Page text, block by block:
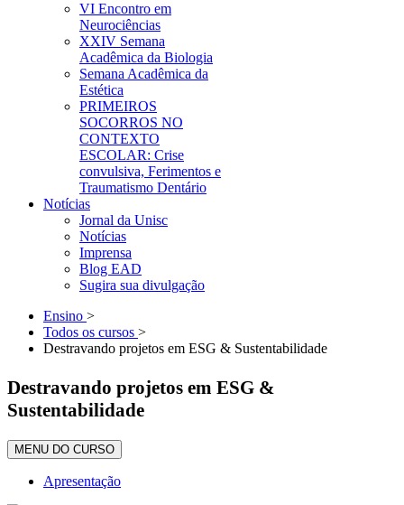
VI Encontro em
Neurociências
XXIV Semana
Acadêmica da Biologia
Semana Acadêmica da
Estética
PRIMEIROS
SOCORROS NO
CONTEXTO
ESCOLAR: Crise
convulsiva, Ferimentos e
Traumatismo Dentário
Notícias
Jornal da Unisc
Notícias
Imprensa
Blog EAD
Sugira sua divulgação
Ensino >
Todos os cursos >
Destravando projetos em ESG & Sustentabilidade
Destravando projetos em ESG &
Sustentabilidade
MENU DO CURSO
Apresentação